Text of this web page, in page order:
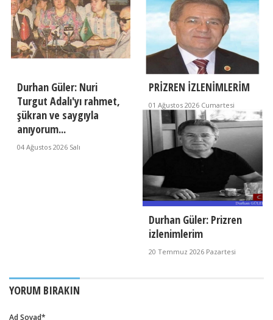
Durhan Güler: Nuri
Turgut Adalı'yı rahmet,
şükran ve saygıyla
anıyorum...
04 Ağustos 2026 Salı
PRİZREN İZLENİMLERİM
01 Ağustos 2026 Cumartesi
Durhan Güler: Prizren
izlenimlerim
20 Temmuz 2026 Pazartesi
YORUM BIRAKIN
Ad Soyad*